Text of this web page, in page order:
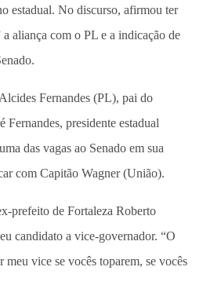
estadual. No discurso, afirmou ter
aliança com o PL e a indicação de
Fernandes (PL), pai do
Fernandes, presidente estadual
das vagas ao Senado em sua
com Capitão Wagner (União).
prefeito de Fortaleza Roberto
candidato a vice-governador. “O
meu vice se vocês toparem, se vocês